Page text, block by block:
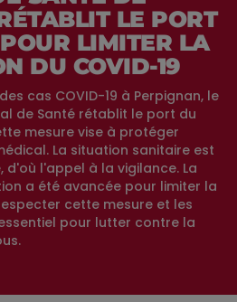
LE PORT
LIMITER LA
DU COVID-19
cas COVID-19 à Perpignan, le
de Santé rétablit le port du
mesure vise à protéger
La situation sanitaire est
d'où l'appel à la vigilance. La
a été avancée pour limiter la
cette mesure et les
pour lutter contre la